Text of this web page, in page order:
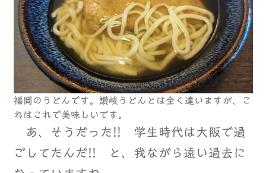
福岡のうどんです。讃岐うどんとは全く違いますが、こ
れはこれで美味しいです。
あ、そうだった!! 学生時代は大阪で過
ごしてたんだ!! と、我ながら遠い過去に